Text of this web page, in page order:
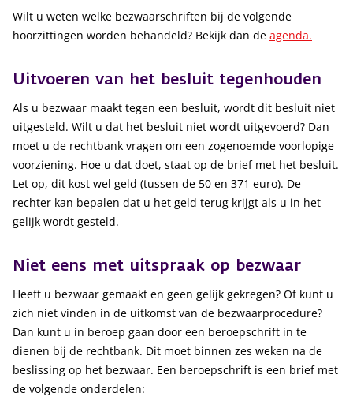
Wilt u weten welke bezwaarschriften bij de volgende
hoorzittingen worden behandeld? Bekijk dan de agenda.
Uitvoeren van het besluit tegenhouden
Als u bezwaar maakt tegen een besluit, wordt dit besluit niet
uitgesteld. Wilt u dat het besluit niet wordt uitgevoerd? Dan
moet u de rechtbank vragen om een zogenoemde voorlopige
voorziening. Hoe u dat doet, staat op de brief met het besluit.
Let op, dit kost wel geld (tussen de 50 en 371 euro). De
rechter kan bepalen dat u het geld terug krijgt als u in het
gelijk wordt gesteld.
Niet eens met uitspraak op bezwaar
Heeft u bezwaar gemaakt en geen gelijk gekregen? Of kunt u
zich niet vinden in de uitkomst van de bezwaarprocedure?
Dan kunt u in beroep gaan door een beroepschrift in te
dienen bij de rechtbank. Dit moet binnen zes weken na de
beslissing op het bezwaar. Een beroepschrift is een brief met
de volgende onderdelen: